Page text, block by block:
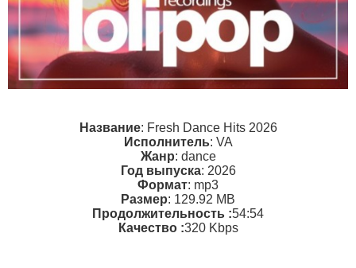
Название: Fresh Dance Hits 2026
Исполнитель: VA
Жанр: dance
Год выпуска: 2026
Формат: mp3
Размер: 129.92 MB
Продолжительность :54:54
Качество :320 Kbps